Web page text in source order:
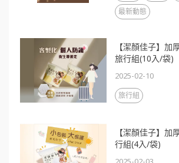
最新動態
【潔顏佳子】加
旅行組(10入/袋)
2025-02-10
旅行組
【潔顏佳子】加
行組(4入/袋)